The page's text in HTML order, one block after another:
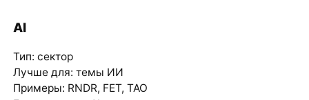
AI
Тип: сектор
Лучше для: темы ИИ
Примеры: RNDR, FET, TAO